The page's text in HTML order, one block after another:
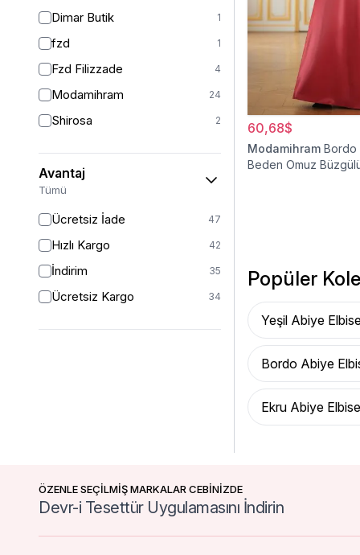
Dimar Butik 1
fzd 1
Fzd Filizzade 4
Modamihram 24
Shirosa 2
Avantaj
Tümü
Ücretsiz İade 47
Hızlı Kargo 42
İndirim 35
Ücretsiz Kargo 34
60,68$
Modamihram Bordo
Beden Omuz
Popüler
Yeşil Abiye
Bordo Abiye
Ekru Abiye Elbise
ÖZENLE SEÇİLMİŞ MARKALAR CEBİNİZDE
Devr-i Tesettür Uygulamasını İndirin